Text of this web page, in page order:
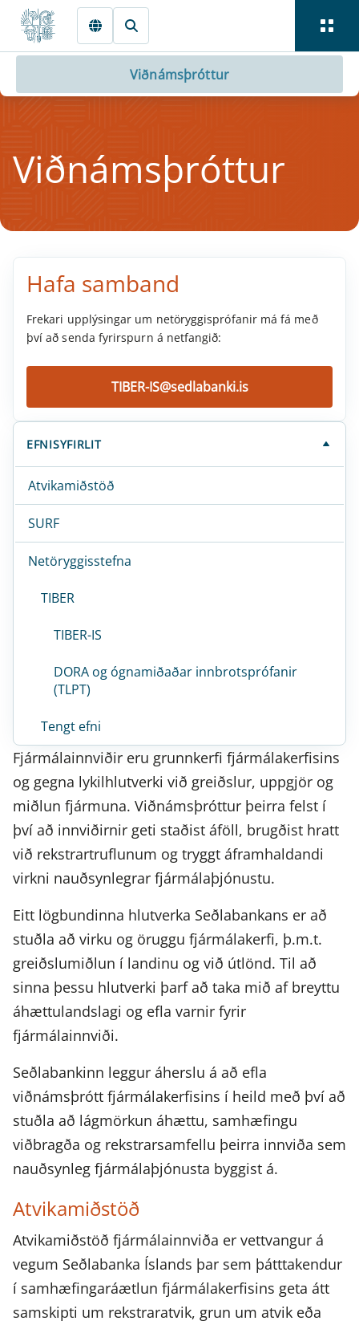
Fara beint í Meginmál
Viðnámsþróttur
Viðnámsþrótt­ur
Hafa sam­band
Frekari upplýsingar um netöryggisprófanir má fá með
því að senda fyrirspurn á netfangið:
TIBER-IS@sedlabanki.is
EFNISYFIRLIT
Atvikamiðstöð
SURF
Netöryggisstefna
TIBER
TIBER-IS
DORA og ógnamiðaðar innbrotsprófanir
(TLPT)
Tengt efni
Fjármálainnviðir eru grunnkerfi fjármálakerfisins
og gegna lykilhlutverki við greiðslur, uppgjör og
miðlun fjármuna. Viðnámsþróttur þeirra felst í
því að innviðirnir geti staðist áföll, brugðist hratt
við rekstrartruflunum og tryggt áframhaldandi
virkni nauðsynlegrar fjármálaþjónustu.
Eitt lögbundinna hlutverka Seðlabankans er að
stuðla að virku og öruggu fjármálakerfi, þ.m.t.
greiðslumiðlun í landinu og við útlönd. Til að
sinna þessu hlutverki þarf að taka mið af breyttu
áhættulandslagi og efla varnir fyrir
fjármálainnviði.
Seðlabankinn leggur áherslu á að efla
viðnámsþrótt fjármálakerfisins í heild með því að
stuðla að lágmörkun áhættu, samhæfingu
viðbragða og rekstrarsamfellu þeirra innviða sem
nauðsynleg fjármálaþjónusta byggist á.
Atvikamiðstöð
Atvikamiðstöð fjármálainnviða er vettvangur á
vegum Seðlabanka Íslands þar sem þátttakendur
í samhæfingaráætlun fjármálakerfisins geta átt
samskipti um rekstraratvik, grun um atvik eða